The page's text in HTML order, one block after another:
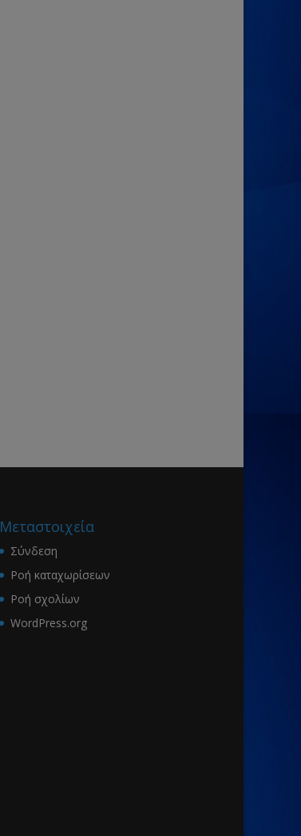
Μεταστοιχεία
Σύνδεση
Ροή καταχωρίσεων
Ροή σχολίων
WordPress.org